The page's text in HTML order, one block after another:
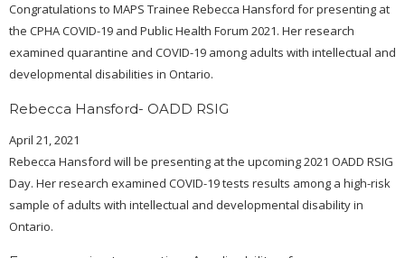
Congratulations to MAPS Trainee Rebecca Hansford for presenting at
the CPHA COVID-19 and Public Health Forum 2021. Her research
examined quarantine and COVID-19 among adults with intellectual and
developmental disabilities in Ontario.
Rebecca Hansford- OADD RSIG
April 21, 2021
Rebecca Hansford will be presenting at the upcoming 2021 OADD RSIG
Day. Her research examined COVID-19 tests results among a high-risk
sample of adults with intellectual and developmental disability in
Ontario.